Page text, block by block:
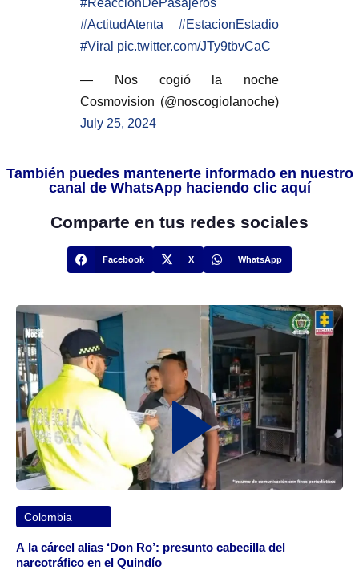
#ReaccionDePasajeros
#ActitudAtenta
#EstacionEstadio
#Viral pic.twitter.com/JTy9tbvCaC
— Nos cogió la noche
Cosmovision (@noscogiolanoche)
July 25, 2024
También puedes mantenerte informado en nuestro
canal de WhatsApp haciendo clic aquí
Comparte en tus redes sociales
Facebook X WhatsApp
Colombia
A la cárcel alias ‘Don Ro’: presunto cabecilla del
narcotráfico en el Quindío